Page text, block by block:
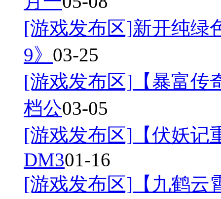
[游戏发布区]新开纯绿
9》 03-25
[游戏发布区] 【暴富
档公03-05
[游戏发布区] 【伏妖
DM301-16
[游戏发布区] 【九鹤